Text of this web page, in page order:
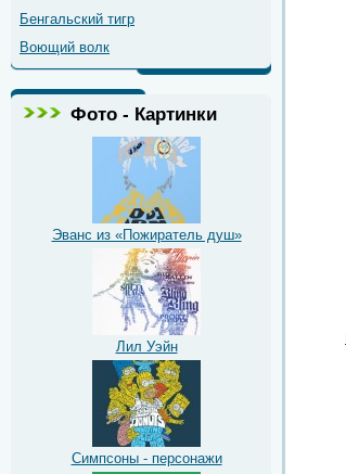
Бенгальский тигр
Воющий волк
Фото - Картинки
Эванс из «Пожиратель душ»
Лил Уэйн
Симпсоны - персонажи